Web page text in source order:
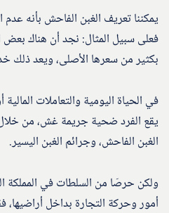
يمكننا تعريف الغبن الفاحش بأنه عدم
فعلى سبيل المثال: نجد أن هناك بعض
بكثير من سعرها الأصلى، ويعد ذلك
في الحياة اليومية والتعاملات المالية
يقع الفرد ضحية جريمة غش، من خلال
الغبن الفاحش، وجرائم الغبن اليسير.
ولكن حرصَا من السلطات في المملكة
أمور وحركة التجارة بداخل